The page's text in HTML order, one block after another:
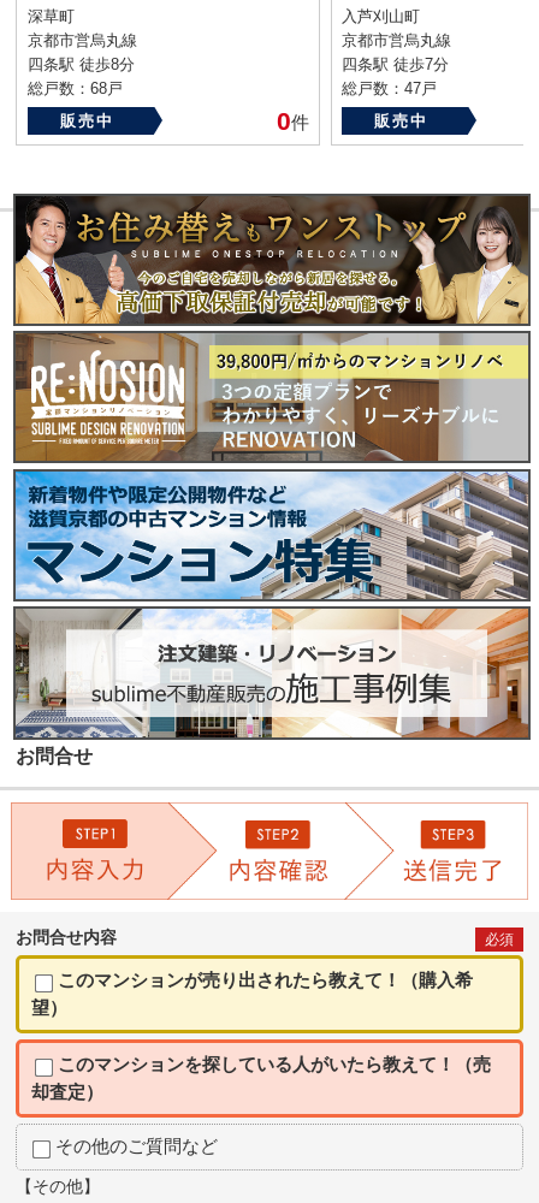
深草町
京都市営烏丸線
四条駅 徒歩8分
総戸数：68戸
築年数：1986年
販売中 0件
入芦刈山町
京都市営烏丸線
四条駅 徒歩7分
総戸数：47戸
築年数：1992年
販売中
お問合せ
お問合せ内容 必須
このマンションが売り出されたら教えて！（購入希
望）
このマンションを探している人がいたら教えて！（売
却査定）
その他のご質問など
【その他】